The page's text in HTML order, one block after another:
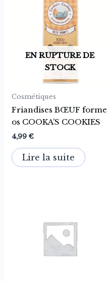
EN RUPTURE DE
STOCK
Cosmétiques
Friandises BŒUF forme
os COOKA’S COOKIES
4,99€
Lire la suite